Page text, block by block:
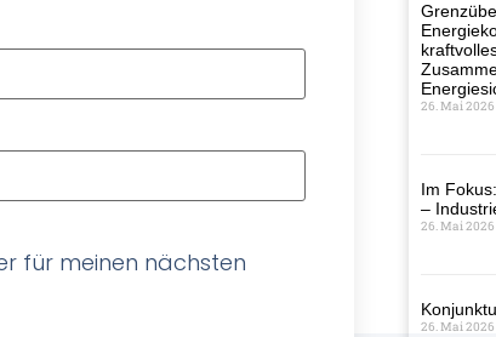
für meinen nächsten
26. Mai 2026
Im
–
26. Mai 2026
26. Mai 2026